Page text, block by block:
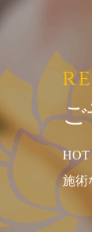
ご
HOT
施術